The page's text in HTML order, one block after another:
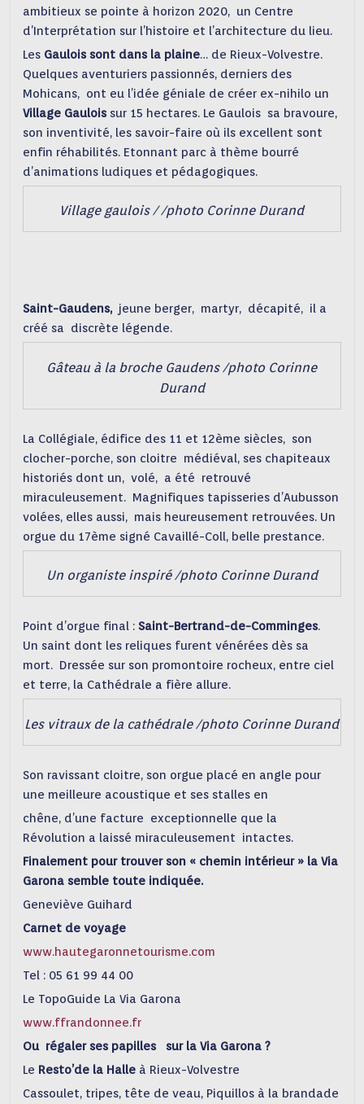
ambitieux se pointe à horizon 2020, un Centre
d’Interprétation sur l’histoire et l’architecture du lieu.
Les Gaulois sont dans la plaine… de Rieux-Volvestre.
Quelques aventuriers passionnés, derniers des
Mohicans, ont eu l’idée géniale de créer ex-nihilo un
Village Gaulois sur 15 hectares. Le Gaulois sa bravoure,
son inventivité, les savoir-faire où ils excellent sont
enfin réhabilités. Etonnant parc à thème bourré
d’animations ludiques et pédagogiques.
Village gaulois / /photo Corinne Durand
Saint-Gaudens, jeune berger, martyr, décapité, il a
créé sa discrète légende.
Gâteau à la broche Gaudens /photo Corinne
Durand
La Collégiale, édifice des 11 et 12ème siècles, son
clocher-porche, son cloitre médiéval, ses chapiteaux
historiés dont un, volé, a été retrouvé
miraculeusement. Magnifiques tapisseries d’Aubusson
volées, elles aussi, mais heureusement retrouvées. Un
orgue du 17ème signé Cavaillé-Coll, belle prestance.
Un organiste inspiré /photo Corinne Durand
Point d’orgue final :Saint-Bertrand-de-Comminges.
Un saint dont les reliques furent vénérées dès sa
mort. Dressée sur son promontoire rocheux, entre ciel
et terre, la Cathédrale a fière allure.
Les vitraux de la cathédrale /photo Corinne Durand
Son ravissant cloitre, son orgue placé en angle pour
une meilleure acoustique et ses stalles en
chêne, d’une facture exceptionnelle que la
Révolution a laissé miraculeusement intactes.
Finalement pour trouver son « chemin intérieur » la Via
Garona semble toute indiquée.
Geneviève Guihard
Carnet de voyage
www.hautegaronnetourisme.com
Tel : 05 61 99 44 00
Le TopoGuide La Via Garona
www.ffrandonnee.fr
Ou régaler ses papilles sur la Via Garona ?
Le Resto’de la Halle à Rieux-Volvestre
Cassoulet, tripes, tête de veau, Piquillos à la brandade